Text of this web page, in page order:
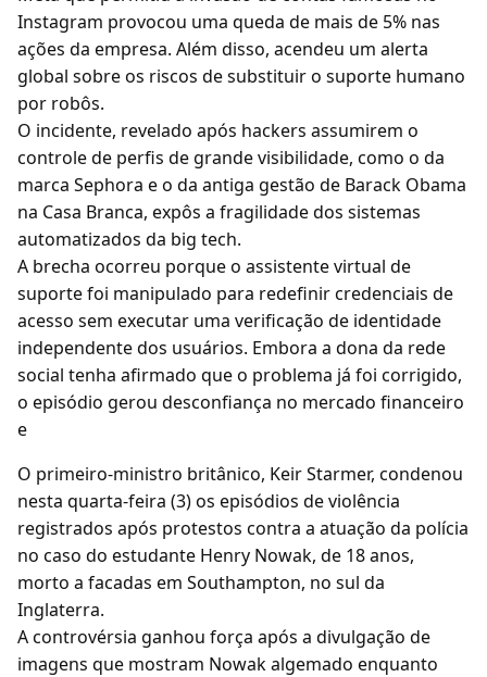
Instagram provocou uma queda de mais de 5% nas
ações da empresa. Além disso, acendeu um alerta
global sobre os riscos de substituir o suporte humano
por robôs.
O incidente, revelado após hackers assumirem o
controle de perfis de grande visibilidade, como o da
marca Sephora e o da antiga gestão de Barack Obama
na Casa Branca, expôs a fragilidade dos sistemas
automatizados da big tech.
A brecha ocorreu porque o assistente virtual de
suporte foi manipulado para redefinir credenciais de
acesso sem executar uma verificação de identidade
independente dos usuários. Embora a dona da rede
social tenha afirmado que o problema já foi corrigido,
o episódio gerou desconfiança no mercado financeiro
e
O primeiro-ministro britânico, Keir Starmer, condenou
nesta quarta-feira (3) os episódios de violência
registrados após protestos contra a atuação da polícia
no caso do estudante Henry Nowak, de 18 anos,
morto a facadas em Southampton, no sul da
Inglaterra.
A controvérsia ganhou força após a divulgação de
imagens que mostram Nowak algemado enquanto